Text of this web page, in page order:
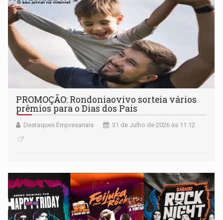
PROMOÇÃO: Rondoniaovivo sorteia vários
prêmios para o Dias dos Pais
Destaques Empresariais 31 de Julho de 2026 às 11:12